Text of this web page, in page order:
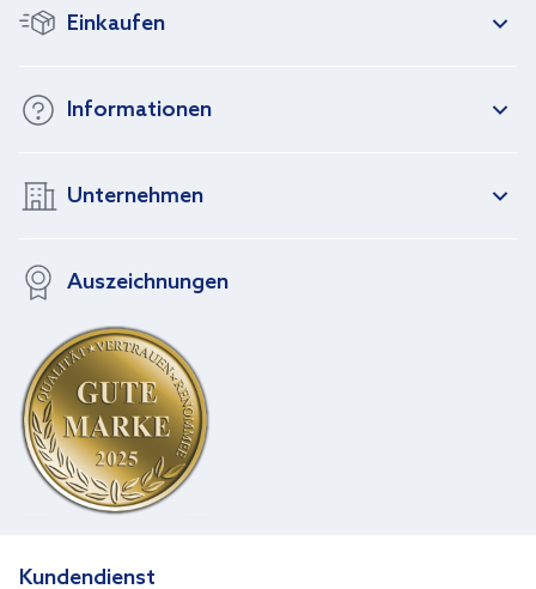
Einkaufen
Informationen
Unternehmen
Auszeichnungen
Kundendienst